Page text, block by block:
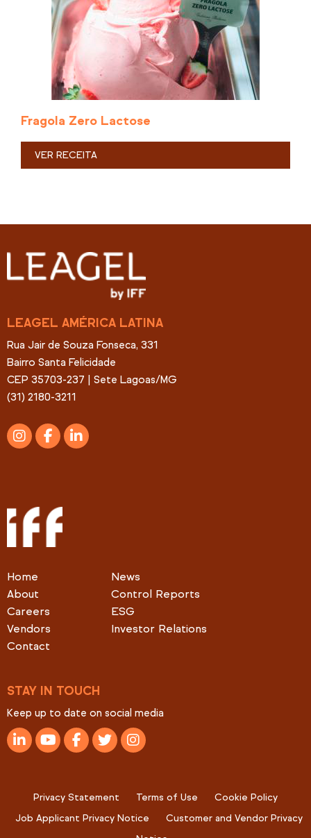
Fragola Zero Lactose
VER RECEITA
LEAGEL AMÉRICA LATINA
Rua Jair de Souza Fonseca, 331
Bairro Santa Felicidade
CEP 35703-237 | Sete Lagoas/MG
(31) 2180-3211
Home
About
Careers
Vendors
Contact
News
Control Reports
ESG
Investor Relations
STAY IN TOUCH
Keep up to date on social media
Privacy Statement Terms of Use
Cookie Policy
Job Applicant Privacy Notice
Customer and Vendor Privacy